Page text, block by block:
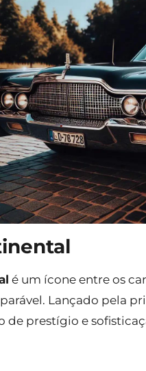
é um ícone entre os
Lançado pela
de prestígio e